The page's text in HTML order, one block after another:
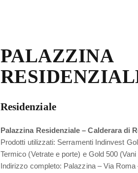
PALAZZINA
Residenziale
Palazzina Residenziale – Calderara di
Prodotti utilizzati: Serramenti Indinvest
Termico (Vetrate e porte) e Gold 500
Indirizzo completo: Palazzina – Via Roma